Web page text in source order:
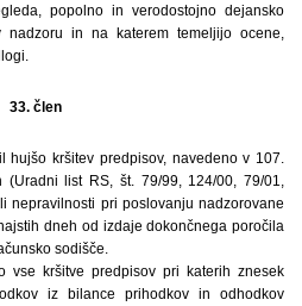
popolno in verodostojno dejansko
in na katerem temeljijo ocene,
33. člen
kršitev predpisov, navedeno v 107.
list RS, št. 79/99, 124/00, 79/01,
nepravilnosti pri poslovanju nadzorovane
dneh od izdaje dokončnega poročila
sodišče.
vse kršitve predpisov pri katerih znesek
iz bilance prihodkov in odhodkov